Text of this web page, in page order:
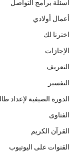
أسئلة برامج التواصل
أعمال أولادي
اخترنا لك
الإجازات
التعريف
التفسير
الدورة الصيفية لإعداد
الفتاوى
القرآن الكريم
القنوات على اليوتيوب